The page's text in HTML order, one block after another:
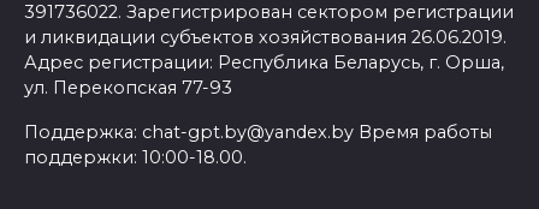
391736022. Зарегистрирован сектором регистрации
и ликвидации субъектов хозяйствования 26.06.2019.
Адрес регистрации: Республика Беларусь, г. Орша,
ул. Перекопская 77-93
Поддержка: chat-gpt.by@yandex.by Время работы
поддержки: 10:00-18.00.